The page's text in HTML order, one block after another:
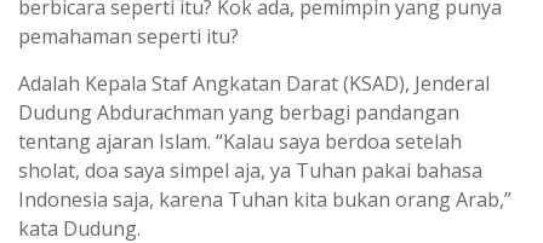
berbicara seperti itu? Kok ada, pemimpin yang punya
pemahaman seperti itu?
Adalah Kepala Staf Angkatan Darat (KSAD), Jenderal
Dudung Abdurachman yang berbagi pandangan
tentang ajaran Islam. “Kalau saya berdoa setelah
sholat, doa saya simpel aja, ya Tuhan pakai bahasa
Indonesia saja, karena Tuhan kita bukan orang Arab,”
kata Dudung.